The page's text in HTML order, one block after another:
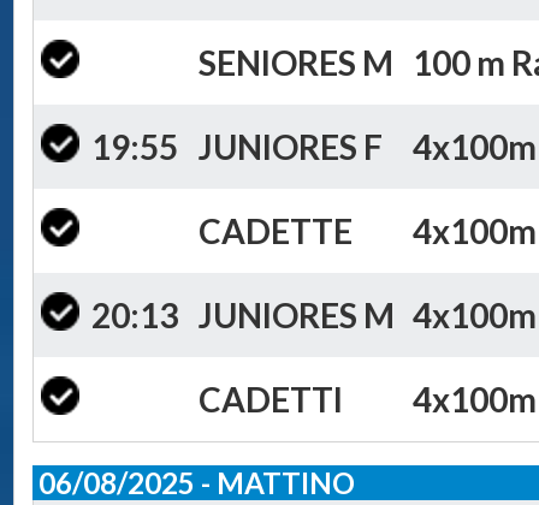
SENIORES M 100 m
19:55 JUNIORES F
CADETTE
20:13 JUNIORES M
CADETTI
06/08/2025 - MATTINO